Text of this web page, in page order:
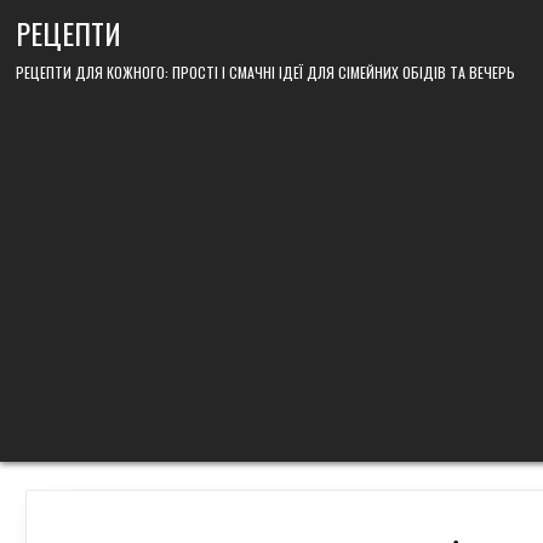
РЕЦЕПТИ
РЕЦЕПТИ ДЛЯ КОЖНОГО: ПРОСТІ І СМАЧНІ ІДЕЇ ДЛЯ СІМЕЙНИХ ОБІДІВ ТА ВЕЧЕРЬ